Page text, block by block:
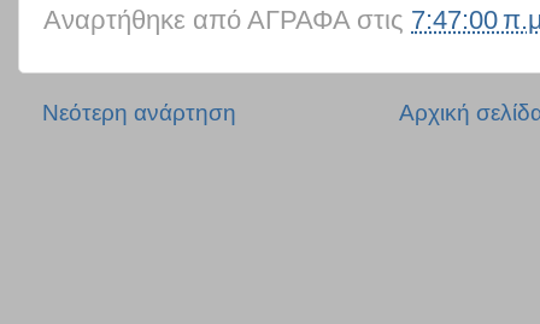
Αναρτήθηκε από ΑΓΡΑΦΑ στις 7:47:00
Νεότερη ανάρτηση Αρχική